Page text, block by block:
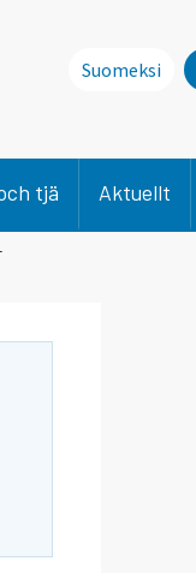
Suomeksi
tjä Aktuellt